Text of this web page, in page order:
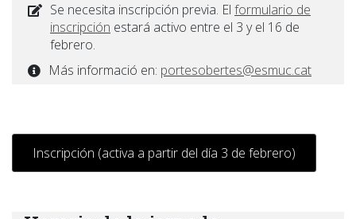
Se necesita inscripción previa. El formulario de
inscripción estará activo entre el 3 y el 16 de
febrero.
Más informació en: portesobertes@esmuc.cat
Inscripción (activa a partir del día 3 de febrero)